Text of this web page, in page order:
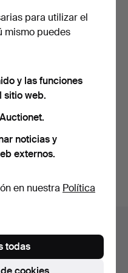
subastas concluidas.
para utilizar el
mismo puedes
y las funciones
sitio web.
noticias y
externos.
en nuestra Política
todas